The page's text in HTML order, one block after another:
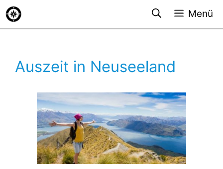
Zum
Inhalt
springen
Menü
Auszeit in Neuseeland